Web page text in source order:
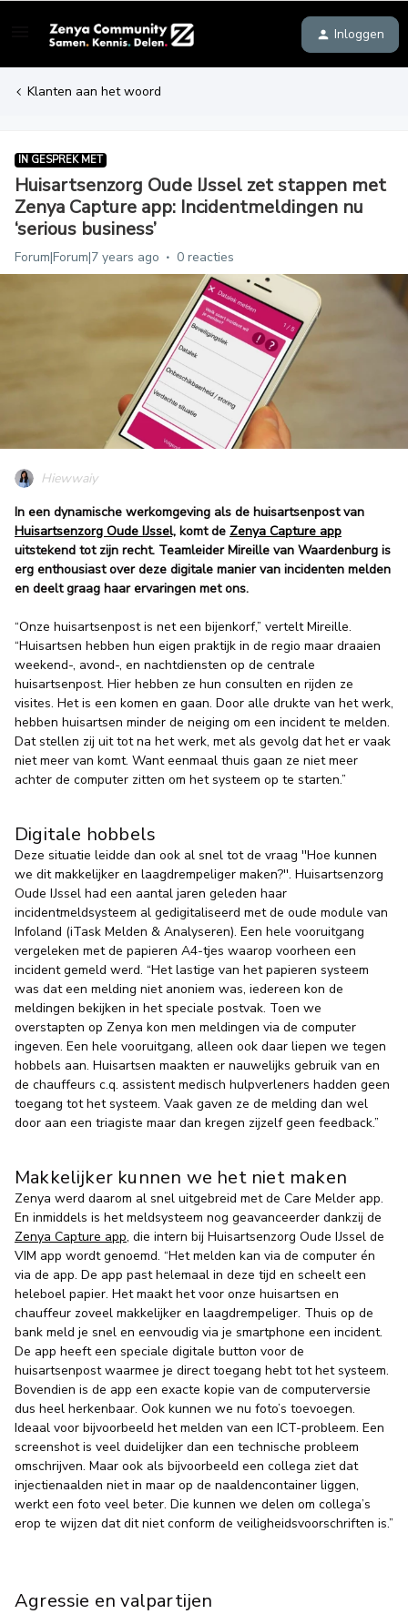
Inloggen
Klanten aan het woord
IN GESPREK MET
Huisartsenzorg Oude IJssel zet stappen met
Zenya Capture app: Incidentmeldingen nu
‘serious business’
Forum|Forum|7 years ago 0 reacties
Hiewwaiy
In een dynamische werkomgeving als de huisartsenpost van
Huisartsenzorg Oude IJssel, komt de Zenya Capture app
uitstekend tot zijn recht. Teamleider Mireille van Waardenburg is
erg enthousiast over deze digitale manier van incidenten melden
en deelt graag haar ervaringen met ons.
“Onze huisartsenpost is net een bijenkorf,” vertelt Mireille.
“Huisartsen hebben hun eigen praktijk in de regio maar draaien
weekend-, avond-, en nachtdiensten op de centrale
huisartsenpost. Hier hebben ze hun consulten en rijden ze
visites. Het is een komen en gaan. Door alle drukte van het werk,
hebben huisartsen minder de neiging om een incident te melden.
Dat stellen zij uit tot na het werk, met als gevolg dat het er vaak
niet meer van komt. Want eenmaal thuis gaan ze niet meer
achter de computer zitten om het systeem op te starten.”
Digitale hobbels
Deze situatie leidde dan ook al snel tot de vraag ''Hoe kunnen
we dit makkelijker en laagdrempeliger maken?''. Huisartsenzorg
Oude IJssel had een aantal jaren geleden haar
incidentmeldsysteem al gedigitaliseerd met de oude module van
Infoland (iTask Melden & Analyseren). Een hele vooruitgang
vergeleken met de papieren A4-tjes waarop voorheen een
incident gemeld werd. “Het lastige van het papieren systeem
was dat een melding niet anoniem was, iedereen kon de
meldingen bekijken in het speciale postvak. Toen we
overstapten op Zenya kon men meldingen via de computer
ingeven. Een hele vooruitgang, alleen ook daar liepen we tegen
hobbels aan. Huisartsen maakten er nauwelijks gebruik van en
de chauffeurs c.q. assistent medisch hulpverleners hadden geen
toegang tot het systeem. Vaak gaven ze de melding dan wel
door aan een triagiste maar dan kregen zijzelf geen feedback.”
Makkelijker kunnen we het niet maken
Zenya werd daarom al snel uitgebreid met de Care Melder app.
En inmiddels is het meldsysteem nog geavanceerder dankzij de
Zenya Capture app, die intern bij Huisartsenzorg Oude IJssel de
VIM app wordt genoemd. “Het melden kan via de computer én
via de app. De app past helemaal in deze tijd en scheelt een
heleboel papier. Het maakt het voor onze huisartsen en
chauffeur zoveel makkelijker en laagdrempeliger. Thuis op de
bank meld je snel en eenvoudig via je smartphone een incident.
De app heeft een speciale digitale button voor de
huisartsenpost waarmee je direct toegang hebt tot het systeem.
Bovendien is de app een exacte kopie van de computerversie
dus heel herkenbaar. Ook kunnen we nu foto’s toevoegen.
Ideaal voor bijvoorbeeld het melden van een ICT-probleem. Een
screenshot is veel duidelijker dan een technische probleem
omschrijven. Maar ook als bijvoorbeeld een collega ziet dat
injectienaalden niet in maar op de naaldencontainer liggen,
werkt een foto veel beter. Die kunnen we delen om collega’s
erop te wijzen dat dit niet conform de veiligheidsvoorschriften is.”
Agressie en valpartijen